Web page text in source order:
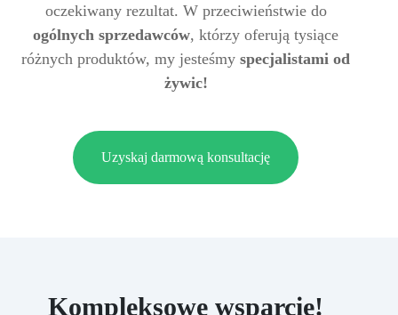
oczekiwany rezultat. W przeciwieństwie do
ogólnych sprzedawców, którzy oferują tysiące
różnych produktów, my jesteśmy specjalistami od
żywic!
Uzyskaj darmową konsultację
Kompleksowe wsparcie!